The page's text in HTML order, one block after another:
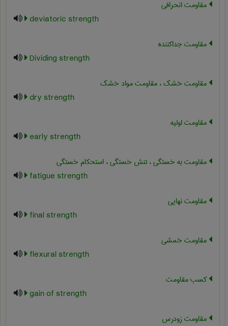
مقاومت انحرافی
deviatoric strength
مقاومت جداکننده
Dividing strength
مقاومت خشک ، مقاومت مواد خشک
dry strength
مقاومت اولیه
early strength
مقاومت به خستگی ، تنش خستگی ، استحکام خستگی
fatigue strength
مقاومت نهایی
final strength
مقاومت خمشی
flexural strength
کسب مقاومت
gain of strength
مقاومت زودرس